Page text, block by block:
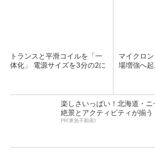
トランスと平滑コイルを「一
体化」 電源サイズを3分の2に
マイクロ
場増強へ
楽しさいっぱい！北海道・
絶景とアクティビティが揃う
PR(東急不動産)